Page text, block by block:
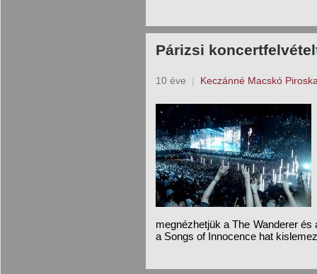
Párizsi
10 éve | Keczánné Macskó
megnézhetjük a The Wanderer
a Songs of Innocence hat